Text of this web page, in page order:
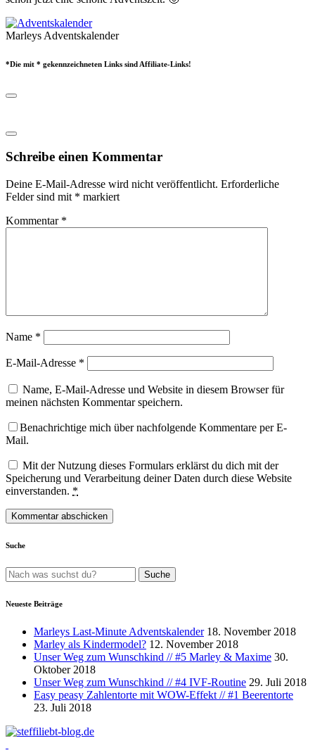
Marleys Adventskalender
*Die mit * gekennzeichneten Links sind Affiliate-Links!
Schreibe einen Kommentar
Deine E-Mail-Adresse wird nicht veröffentlicht. Erforderliche
Felder sind mit * markiert
Kommentar *
Name *
E-Mail-Adresse *
Name, E-Mail-Adresse und Website in diesem Browser für
meinen nächsten Kommentar speichern.
Benachrichtige mich über nachfolgende Kommentare per E-
Mail.
Mit der Nutzung dieses Formulars erklärst du dich mit der
Speicherung und Verarbeitung deiner Daten durch diese Website
einverstanden. *
Suche
Neueste Beiträge
Marleys Last-Minute Adventskalender 18. November 2018
Marley als Kindermodel? 12. November 2018
Unser Weg zum Wunschkind // #5 Marley & Maxime 30.
Oktober 2018
Unser Weg zum Wunschkind // #4 IVF-Routine 29. Juli 2018
Easy peasy Zahlentorte mit WOW-Effekt // #1 Beerentorte
23. Juli 2018